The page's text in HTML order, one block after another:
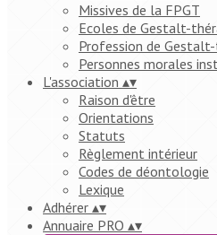
Missives de la FPGT
Ecoles de Gestalt-
Profession de
Personnes morales
L'association ▴▾
Raison d'être
Orientations
Statuts
Règlement intérieur
Codes de déontologie
Lexique
Adhérer ▴▾
Annuaire PRO ▴▾